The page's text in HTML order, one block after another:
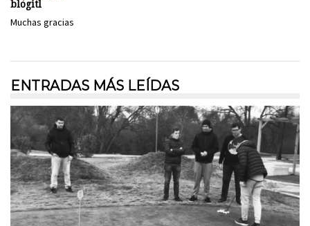
blogitl
Muchas gracias
ENTRADAS MÁS LEÍDAS